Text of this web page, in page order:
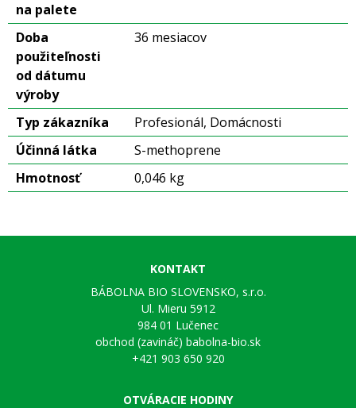
na palete
Doba
použiteľnosti
od dátumu
výroby
36 mesiacov
Typ zákazníka
Profesionál, Domácnosti
Účinná látka
S-methoprene
Hmotnosť
0,046 kg
KONTAKT
BÁBOLNA BIO SLOVENSKO, s.r.o.
Ul. Mieru 5912
984 01 Lučenec
obchod (zavináč) babolna-bio.sk
+421 903 650 920
OTVÁRACIE HODINY